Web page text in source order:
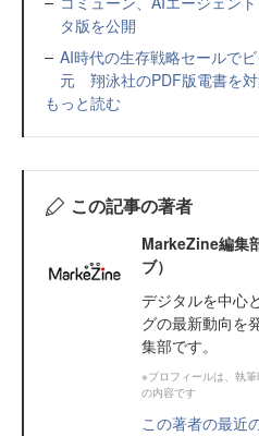
タ版を公開
AI時代の生存戦略セールで
元 翔泳社のPDF版電書を
もっと読む
この記事の著者
MarkeZine編集
ブ）
デジタルを中心
グの最新動向を
集部です。
※プロフィールは、執
の内容です
この著者の最近